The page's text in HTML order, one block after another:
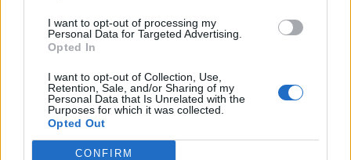
I want to opt-out of processing my
Personal Data for Targeted Advertising.
Opted In
I want to opt-out of Collection, Use,
Retention, Sale, and/or Sharing of my
Personal Data that Is Unrelated with the
Purposes for which it was collected.
Opted Out
CONFIRM
ΑΓΡΟΤΕΣ
«Σώστε τον κτηνοτρόφο από τον
Παρέμβαση του Αγροτικού
Συλλόγου Μανταμάδου για τον
αφθώδη πυρετό στη συναυλία της
Ρίτας Αντωνοπούλου